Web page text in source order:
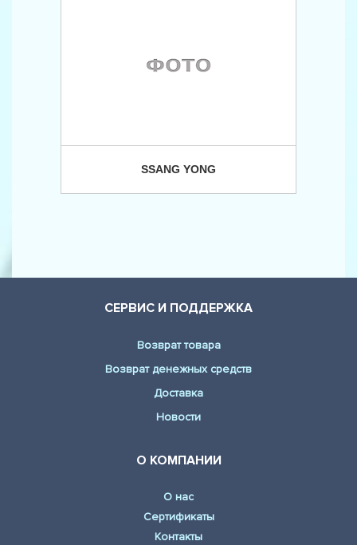
SSANG YONG
СЕРВИС И ПОДДЕРЖКА
Возврат товара
Возврат денежных средств
Доставка
Новости
О КОМПАНИИ
О нас
Сертификаты
Контакты